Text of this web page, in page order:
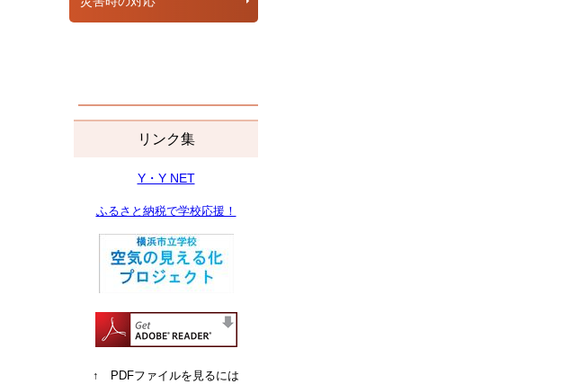
リンク集
Y・Y NET
ふるさと納税で学校応援！
↑ PDFファイルを見るには